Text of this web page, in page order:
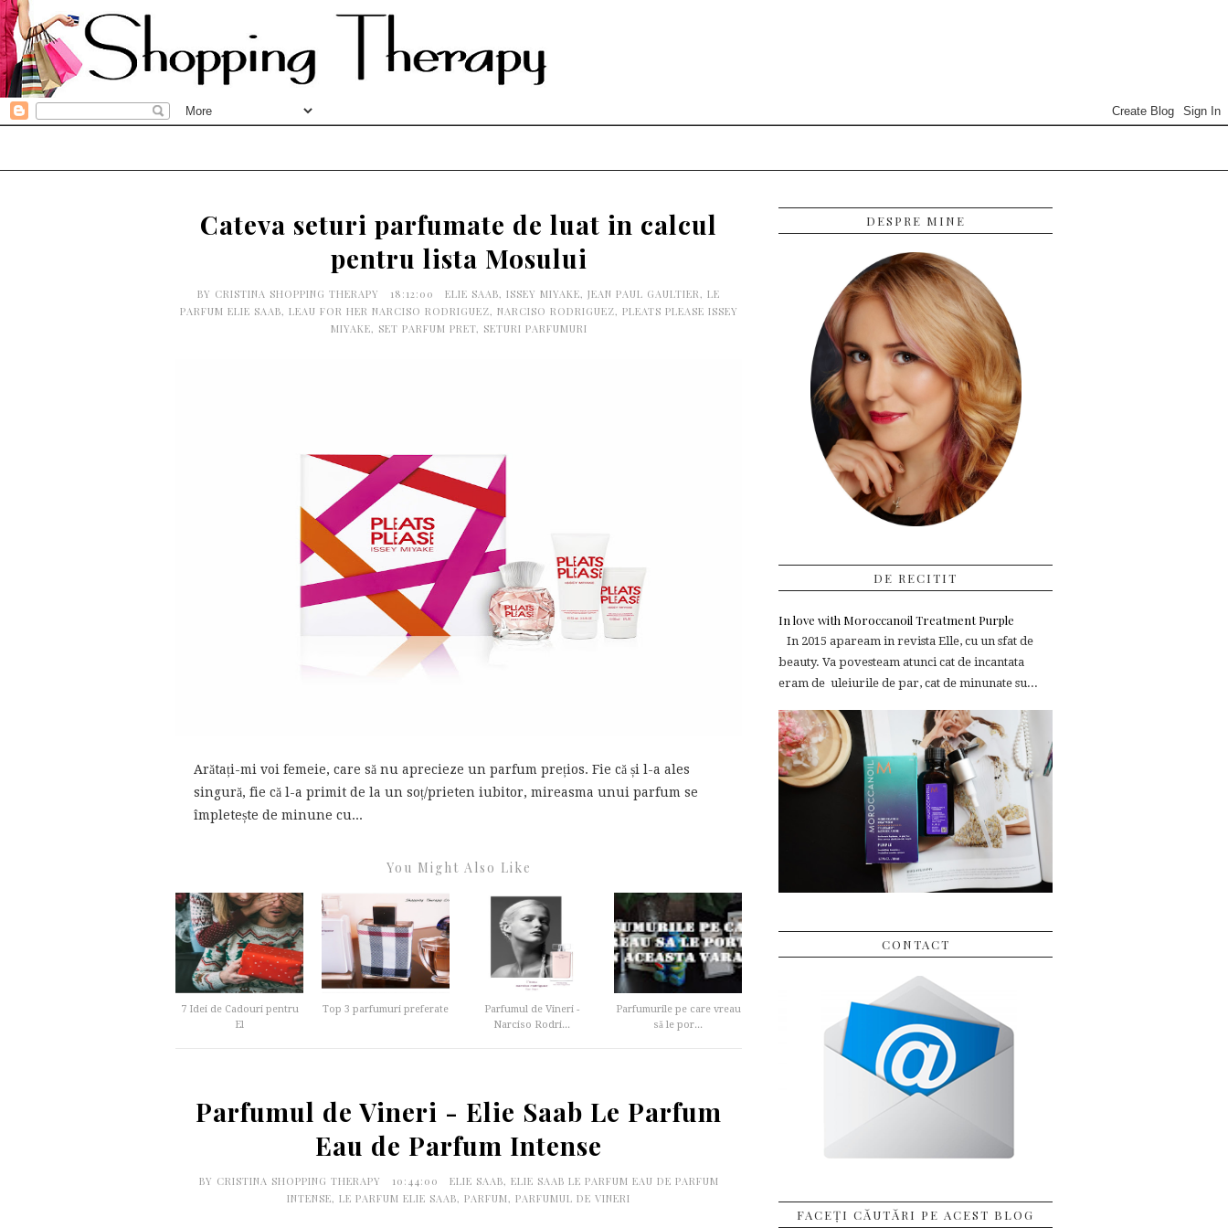
Cateva seturi parfumate de luat in calcul
pentru lista Mosului
BY CRISTINA SHOPPING THERAPY 18:12:00 ELIE SAAB, ISSEY MIYAKE, JEAN PAUL GAULTIER, LE
PARFUM ELIE SAAB, LEAU FOR HER NARCISO RODRIGUEZ, NARCISO RODRIGUEZ, PLEATS PLEASE ISSEY
MIYAKE, SET PARFUM PRET, SETURI PARFUMURI
Arătați-mi voi femeie, care să nu aprecieze un parfum prețios. Fie că și l-a ales
singură, fie că l-a primit de la un soț/prieten iubitor, mireasma unui parfum se
împletește de minune cu...
You Might Also Like
7 Idei de Cadouri pentru
El
Top 3 parfumuri preferate
Parfumul de Vineri -
Narciso Rodri...
Parfumurile pe care vreau
să le por...
Parfumul de Vineri - Elie Saab Le Parfum
Eau de Parfum Intense
BY CRISTINA SHOPPING THERAPY 10:44:00 ELIE SAAB, ELIE SAAB LE PARFUM EAU DE PARFUM
INTENSE, LE PARFUM ELIE SAAB, PARFUM, PARFUMUL DE VINERI
DESPRE MINE
DE RECITIT
In love with Moroccanoil Treatment Purple
In 2015 apaream in revista Elle, cu un sfat de
beauty. Va povesteam atunci cat de incantata
eram de uleiurile de par, cat de minunate su...
CONTACT
FACEȚI CĂUTĂRI PE ACEST BLOG